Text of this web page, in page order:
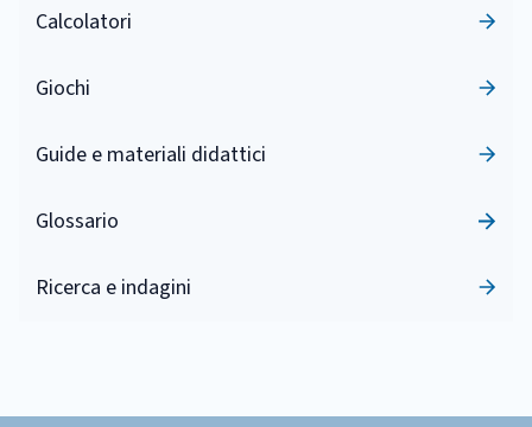
Calcolatori
Giochi
Guide e materiali didattici
Glossario
Ricerca e indagini